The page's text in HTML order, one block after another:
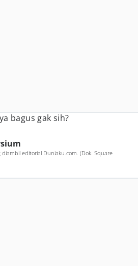
bagus gak sih?
diambil editorial Duniaku.com. (Dok. Square